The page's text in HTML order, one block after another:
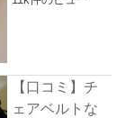
【口コミ】チ
ェアベルトな